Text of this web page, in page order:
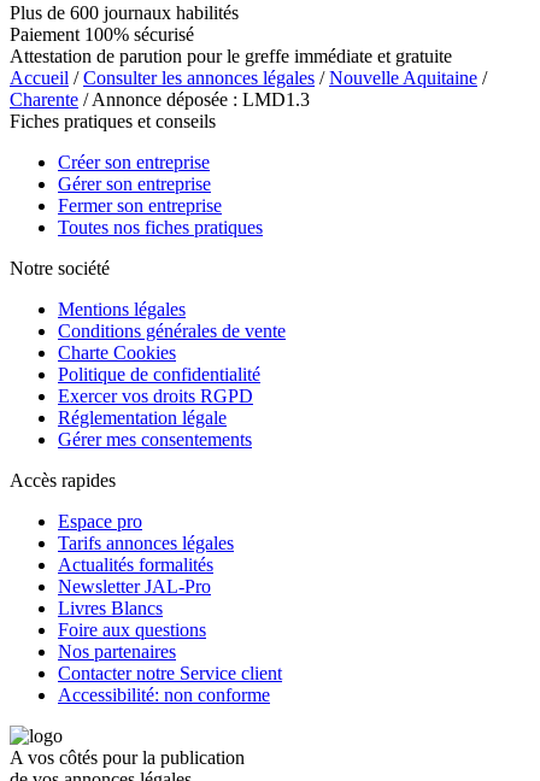
Plus de 600 journaux habilités
Paiement 100% sécurisé
Attestation de parution pour le greffe immédiate et gratuite
Accueil /Consulter les annonces légales /Nouvelle Aquitaine /
Charente / Annonce déposée : LMD1.3
Fiches pratiques et conseils
Créer son entreprise
Gérer son entreprise
Fermer son entreprise
Toutes nos fiches pratiques
Notre société
Mentions légales
Conditions générales de vente
Charte Cookies
Politique de confidentialité
Exercer vos droits RGPD
Réglementation légale
Gérer mes consentements
Accès rapides
Espace pro
Tarifs annonces légales
Actualités formalités
Newsletter JAL-Pro
Livres Blancs
Foire aux questions
Nos partenaires
Contacter notre Service client
Accessibilité: non conforme
A vos côtés pour la publication